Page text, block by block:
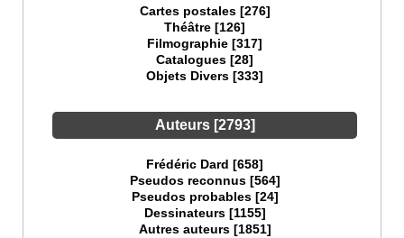
Cartes postales [276]
Théâtre [126]
Filmographie [317]
Catalogues [28]
Objets Divers [333]
Auteurs [2793]
Frédéric Dard [658]
Pseudos reconnus [564]
Pseudos probables [24]
Dessinateurs [1155]
Autres auteurs [1851]